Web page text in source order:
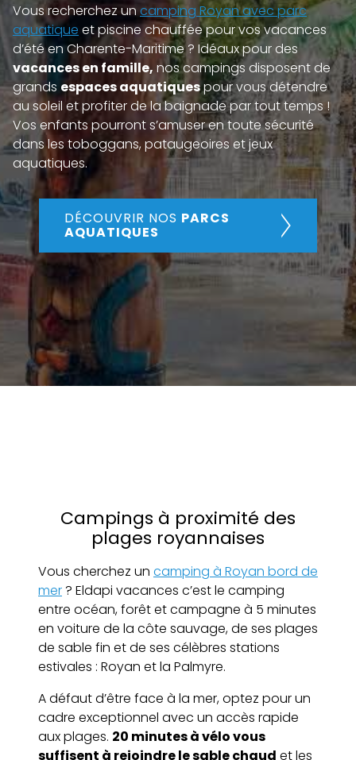
Vous recherchez uncamping Royan avec parc
aquatique et piscine chauffée pour vos vacances
d’été en Charente-Maritime ? Idéaux pour des
vacances en famille, nos campings disposent de
grands espaces aquatiquespour vous détendre
au soleil et profiter de la baignade par tout temps !
Vos enfants pourront s’amuser en toute sécurité
dans les toboggans, pataugeoires et jeux
aquatiques.
DÉCOUVRIR NOS PARCS
AQUATIQUES
Campings à proximité des
plages royannaises
Vous cherchez un camping à Royan bord de
mer ? Eldapi vacances c’est le camping
entre océan, forêt et campagne à 5 minutes
en voiture de la côte sauvage, de ses plages
de sable fin et de ses célèbres stations
estivales : Royan et la Palmyre.
A défaut d’être face à la mer, optez pour un
cadre exceptionnel avec un accès rapide
aux plages. 20 minutes à vélo vous
suffisent à rejoindre le sable chaud et les